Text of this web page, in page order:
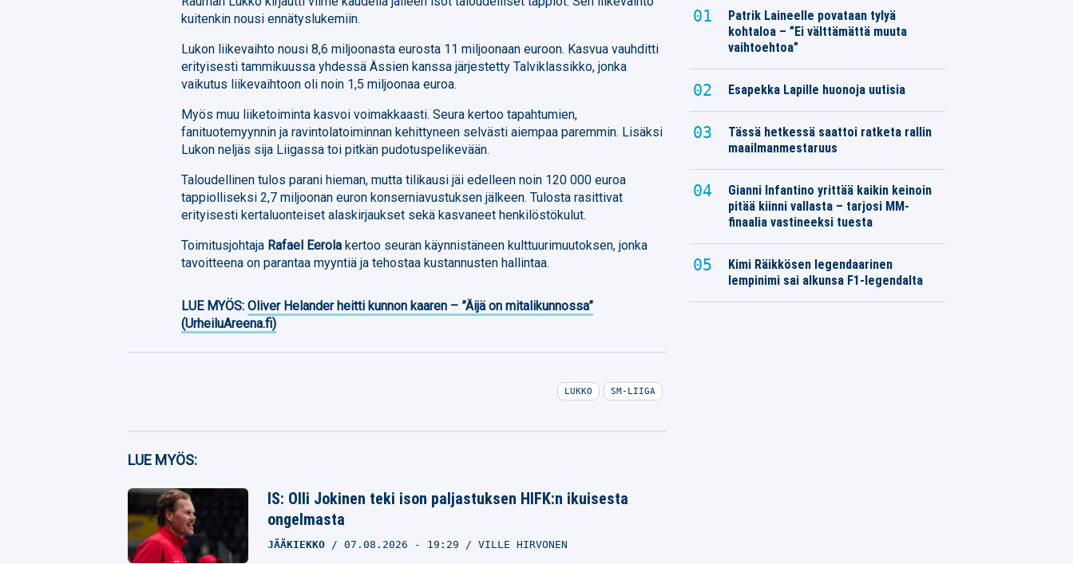
kuitenkin nousi ennätyslukemiin.
Lukon liikevaihto nousi 8,6 miljoonasta eurosta 11 miljoonaan euroon. Kasvua vauhditti
erityisesti tammikuussa yhdessä Ässien kanssa järjestetty Talviklassikko, jonka
vaikutus liikevaihtoon oli noin 1,5 miljoonaa euroa.
Myös muu liiketoiminta kasvoi voimakkaasti. Seura kertoo tapahtumien,
fanituotemyynnin ja ravintolatoiminnan kehittyneen selvästi aiempaa paremmin. Lisäksi
Lukon neljäs sija Liigassa toi pitkän pudotuspelikevään.
Taloudellinen tulos parani hieman, mutta tilikausi jäi edelleen noin 120 000 euroa
tappiolliseksi 2,7 miljoonan euron konserniavustuksen jälkeen. Tulosta rasittivat
erityisesti kertaluonteiset alaskirjaukset sekä kasvaneet henkilöstökulut.
Toimitusjohtaja Rafael Eerola kertoo seuran käynnistäneen kulttuurimuutoksen, jonka
tavoitteena on parantaa myyntiä ja tehostaa kustannusten hallintaa.
LUE MYÖS:Oliver Helander heitti kunnon kaaren – ”Äijä on mitalikunnossa”
(UrheiluAreena.fi)
Facebook
Twitter
Whatsapp
LUKKO SM-LIIGA
LUE MYÖS:
IS: Olli Jokinen teki ison paljastuksen HIFK:n ikuisesta
ongelmasta
JÄÄKIEKKO 07.08.2026 - 19:29 VILLE HIRVONEN
Patrik Laineelle povataan tylyä
kohtaloa – ”Ei välttämättä muuta
vaihtoehtoa”
Esapekka Lapille huonoja uutisia
Tässä hetkessä saattoi ratketa rallin
maailmanmestaruus
Gianni Infantino yrittää kaikin keinoin
pitää kiinni vallasta – tarjosi MM-
finaalia vastineeksi tuesta
Kimi Räikkösen legendaarinen
lempinimi sai alkunsa F1-legendalta